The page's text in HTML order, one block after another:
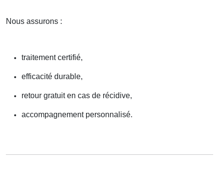
Nous assurons :
traitement certifié,
efficacité durable,
retour gratuit en cas de récidive,
accompagnement personnalisé.